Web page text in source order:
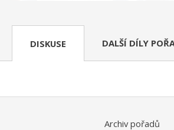
DISKUSE DALŠÍ DÍLY
Archiv pořadů